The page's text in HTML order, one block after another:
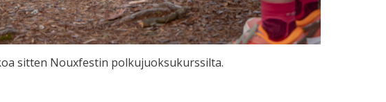
sitten Nouxfestin polkujuoksukurssilta.